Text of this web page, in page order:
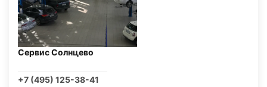
Сервис Солнцево
+7 (495) 125-38-41